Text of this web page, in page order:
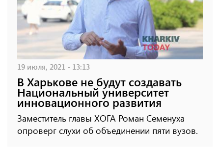
19 июля, 2021 - 13:13
В Харькове не будут создавать
Национальный университет
инновационного развития
Заместитель главы ХОГА Роман Семенуха
опроверг слухи об объединении пяти вузов.